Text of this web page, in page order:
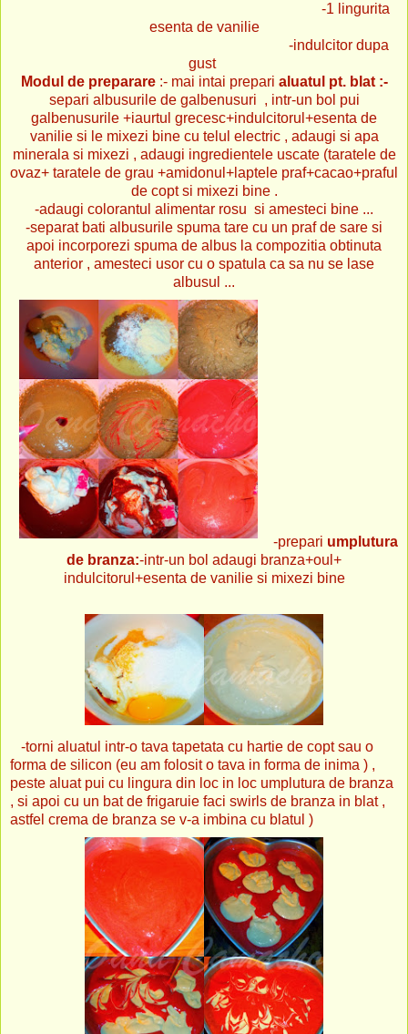
-1 lingurita
esenta de vanilie
-indulcitor dupa
gust
Modul de preparare:- mai intai prepari aluatul pt. blat :-
separi albusurile de galbenusuri , intr-un bol pui
galbenusurile +iaurtul grecesc+indulcitorul+esenta de
vanilie si le mixezi bine cu telul electric , adaugi si apa
minerala si mixezi , adaugi ingredientele uscate (taratele de
ovaz+ taratele de grau +amidonul+laptele praf+cacao+praful
de copt si mixezi bine .
-adaugi colorantul alimentar rosu si amesteci bine ...
-separat bati albusurile spuma tare cu un praf de sare si
apoi incorporezi spuma de albus la compozitia obtinuta
anterior , amesteci usor cu o spatula ca sa nu se lase
albusul ...
-prepari umplutura
de branza:-intr-un bol adaugi branza+oul+
indulcitorul+esenta de vanilie si mixezi bine
-torni aluatul intr-o tava tapetata cu hartie de copt sau o
forma de silicon (eu am folosit o tava in forma de inima ) ,
peste aluat pui cu lingura din loc in loc umplutura de branza
, si apoi cu un bat de frigaruie faci swirls de branza in blat ,
astfel crema de branza se v-a imbina cu blatul )